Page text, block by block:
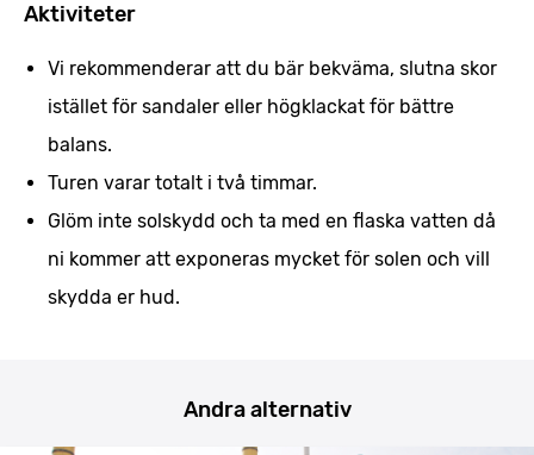
Aktiviteter
Vi rekommenderar att du bär bekväma, slutna skor
istället för sandaler eller högklackat för bättre
balans.
Turen varar totalt i två timmar.
Glöm inte solskydd och ta med en flaska vatten då
ni kommer att exponeras mycket för solen och vill
skydda er hud.
Andra alternativ